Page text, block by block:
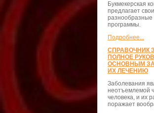
Букмекерская
предлагает
разнообразные
программы.
Подробнее...
СПРАВОЧНИК
ПОЛНОЕ
ОСНОВНЫМ
ИХ ЛЕЧЕНИЮ
Заболевания
неотъемлемой
человека, и их
поражает